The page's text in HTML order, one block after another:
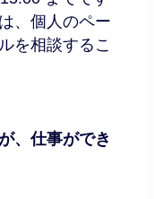
、個人のペー
を相談するこ
、仕事ができ